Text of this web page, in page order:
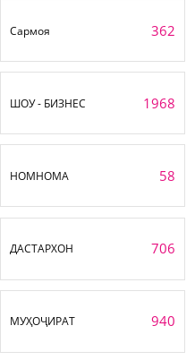
Сармоя 362
ШОУ - БИЗНЕС 1968
НОМНОМА 58
ДАСТАРХОН 706
МУҲОҶИРАТ 940